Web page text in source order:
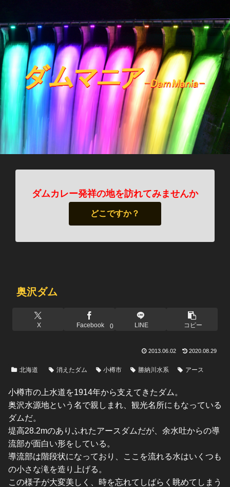
ダムカレー発祥の地を訪れてみませんか
どこですか？
奥沢ダム
X Facebook 0 LINE コピー
2013.06.02 2020.08.29
北海道 消えたダム 小樽市 勝納川水系 アース
小樽市の上水道を1914年から支えてきたダム。
奥沢水源地という名で親しまれ、観光名所にもなっている
ダムだ。
堤高28.2mのありふれたアースダムだが、余水吐からの導
流部が面白い形をしている。
導流部は階段状になっており、ここを流れる水はいくつも
の小さな滝を造り上げる。
この様子が大変美しく、時を忘れてしばらく眺めてしまう